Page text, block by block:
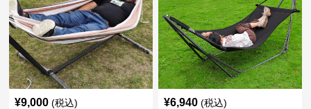
¥9,000 (税込) ¥6,940 (税込)